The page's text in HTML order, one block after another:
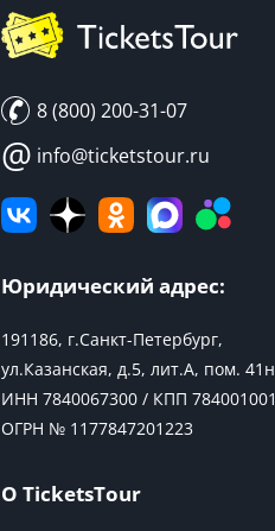
8 (800) 200-31-07
@ info@ticketstour.ru
Юридический адрес:
191186, г.Санкт-Петербург,
ул.Казанская, д.5, лит.А, пом. 41н
ИНН 7840067300 / КПП 784001001
ОГРН № 1177847201223
О TicketsTour